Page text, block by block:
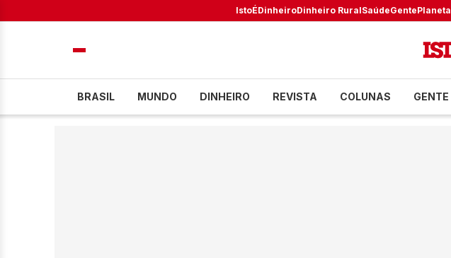
IstoÉDinheiroDinheiro RuralSaúdeGentePlaneta
BRASIL MUNDO DINHEIRO REVISTA COLUNAS GENTE